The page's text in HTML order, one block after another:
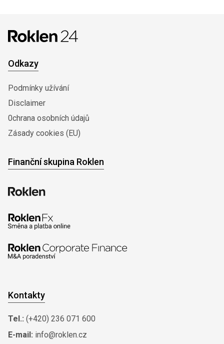
Odkazy
Podmínky užívání
Disclaimer
0chrana osobních údajů
Zásady cookies (EU)
Finanční skupina Roklen
Kontakty
Tel.: (+420) 236 071 600
E-mail: info@roklen.cz